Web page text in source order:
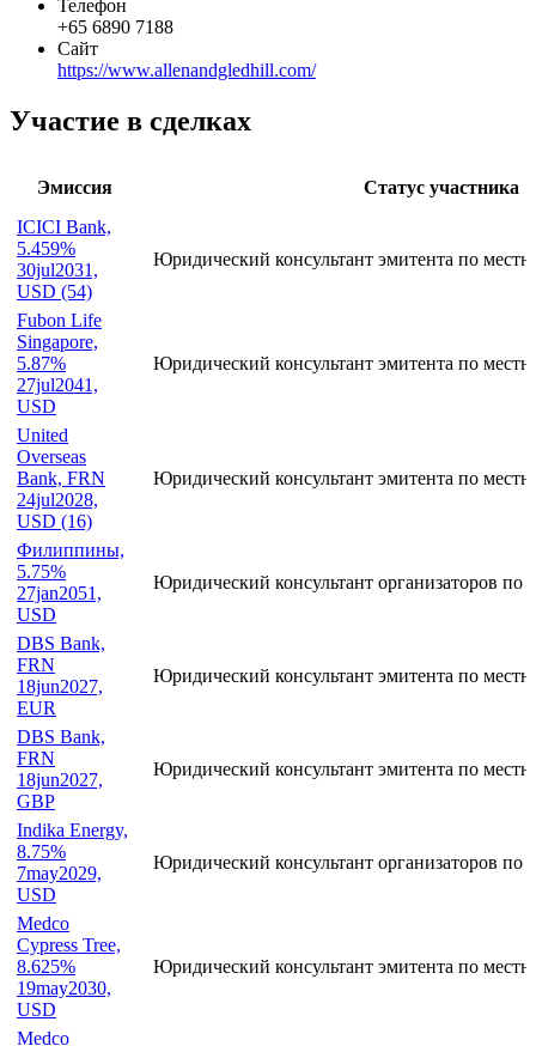
Телефон
+65 6890 7188
Сайт
https://www.allenandgledhill.com/
Участие в сделках
Эмиссия
Статус участника
ICICI Bank,
5.459%
30jul2031,
USD (54)
Юридический консультант эмитента по
Fubon Life
Singapore,
5.87%
27jul2041,
USD
Юридический консультант эмитента по
United
Overseas
Bank, FRN
24jul2028,
USD (16)
Юридический консультант эмитента по
Филиппины,
5.75%
27jan2051,
USD
Юридический консультант организаторов по
DBS Bank,
FRN
18jun2027,
EUR
Юридический консультант эмитента по
DBS Bank,
FRN
18jun2027,
GBP
Юридический консультант эмитента по
Indika Energy,
8.75%
7may2029,
USD
Юридический консультант организаторов по
Medco
Cypress Tree,
8.625%
19may2030,
USD
Юридический консультант эмитента по
Medco